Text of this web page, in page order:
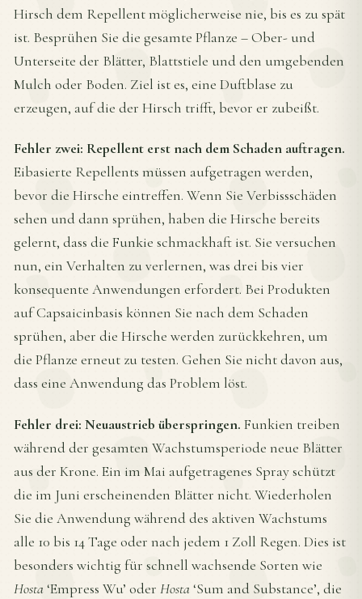
Hirsch dem Repellent möglicherweise nie, bis es zu spät
ist. Besprühen Sie die gesamte Pflanze – Ober- und
Unterseite der Blätter, Blattstiele und den umgebenden
Mulch oder Boden. Ziel ist es, eine Duftblase zu
erzeugen, auf die der Hirsch trifft, bevor er zubeißt.
Fehler zwei: Repellent erst nach dem Schaden auftragen.
Eibasierte Repellents müssen aufgetragen werden,
bevor die Hirsche eintreffen. Wenn Sie Verbissschäden
sehen und dann sprühen, haben die Hirsche bereits
gelernt, dass die Funkie schmackhaft ist. Sie versuchen
nun, ein Verhalten zu verlernen, was drei bis vier
konsequente Anwendungen erfordert. Bei Produkten
auf Capsaicinbasis können Sie nach dem Schaden
sprühen, aber die Hirsche werden zurückkehren, um
die Pflanze erneut zu testen. Gehen Sie nicht davon aus,
dass eine Anwendung das Problem löst.
Fehler drei: Neuaustrieb überspringen. Funkien treiben
während der gesamten Wachstumsperiode neue Blätter
aus der Krone. Ein im Mai aufgetragenes Spray schützt
die im Juni erscheinenden Blätter nicht. Wiederholen
Sie die Anwendung während des aktiven Wachstums
alle 10 bis 14 Tage oder nach jedem 1 Zoll Regen. Dies ist
besonders wichtig für schnell wachsende Sorten wie
Hosta‘Empress Wu’ oder Hosta‘Sum and Substance’, die